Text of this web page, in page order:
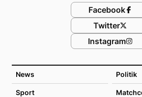
News Politik
Sport
Facebook
Twitter
Instagram